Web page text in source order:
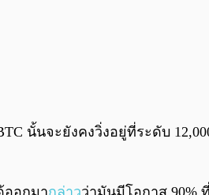
นั้นจะยังคงวิ่งอยู่ที่ระดับ